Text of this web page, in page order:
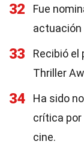
32
Fue
actuación
33
Recibió el
Thriller
34
Ha sido
crítica
cine.